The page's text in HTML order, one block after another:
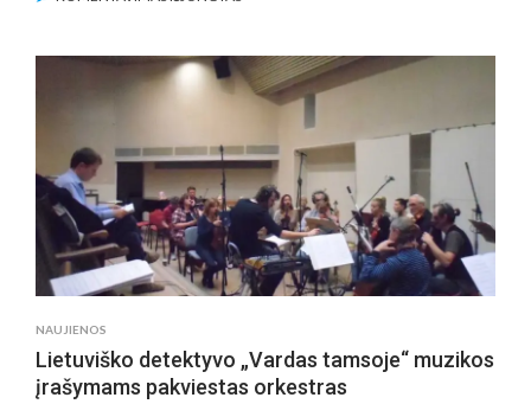
„VARDAS
TAMSOJE“
SVEIKINA
POLICIJĄ
ANGELŲ
SARGŲ
DIENOS
PROGA
NAUJIENOS
Lietuviško detektyvo „Vardas tamsoje“ muzikos
įrašymams pakviestas orkestras